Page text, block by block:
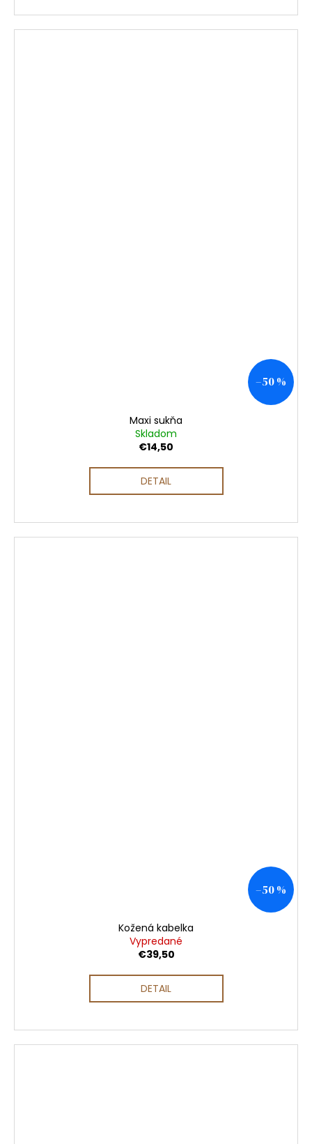
–50 %
Maxi sukňa
Skladom
€14,50
DETAIL
–50 %
Kožená kabelka
Vypredané
€39,50
DETAIL